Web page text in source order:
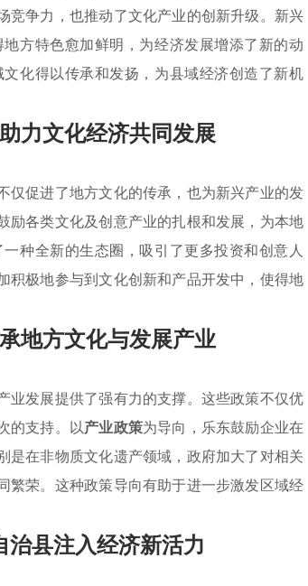
竞争力，也推动了文化产业的创新升级。新兴
方特色愈加鲜明，为经济发展增添了新的动
化得以传承和发扬，为县域经济创造了新机
力文化经济共同发展
仅促进了地方文化的传承，也为新兴产业的发
励各类文化及创意产业的扎根和发展，为本地
种全新的生态圈，吸引了更多投资和创意人
积极地参与到文化创新和产品开发中，使得地
地方文化与发展产业
业发展提供了强有力的支撑。这些政策不仅优
的支持。以产业政策为导向，乐东鼓励企业在
在非物质文化遗产领域，政府加大了对相关
繁荣。这种政策导向有助于进一步激发区域经
县注入经济新活力